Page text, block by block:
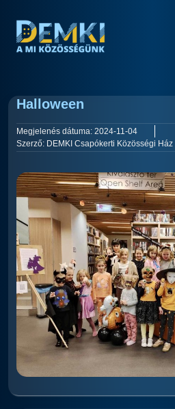
Halloween
Megjelenés dátuma: 2024-11-04
Szerző: DEMKI Csapókerti Közösségi Ház